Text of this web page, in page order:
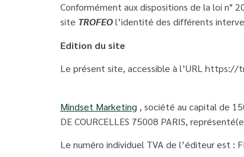
Conformément aux dispositions de la loi n°
site TROFEOl’identité des différents
Edition du site
Le présent site, accessible à l’URL
Mindset Marketing , société au capital de
DE COURCELLES 75008 PARIS,
Le numéro individuel TVA de l’éditeur est :